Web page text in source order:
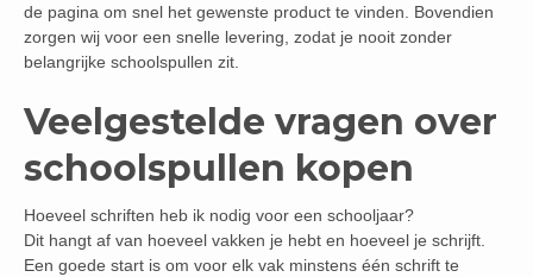
de pagina om snel het gewenste product te vinden. Bovendien
zorgen wij voor een snelle levering, zodat je nooit zonder
belangrijke schoolspullen zit.
Veelgestelde vragen over
schoolspullen kopen
Hoeveel schriften heb ik nodig voor een schooljaar?
Dit hangt af van hoeveel vakken je hebt en hoeveel je schrijft.
Een goede start is om voor elk vak minstens één schrift te